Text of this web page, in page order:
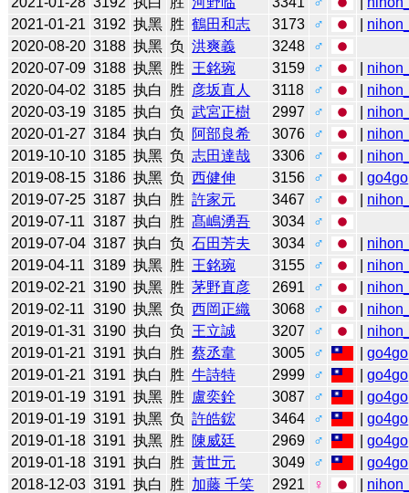
2021-01-21 3192 执黑 胜 鶴田和志 3173 ♂
2020-08-20 3188 执黑 负 洪爽義 3248
♂
2020-07-09 3188 执黑 胜 王銘琬 3159 ♂
2020-04-02 3185 执白 胜 彦坂直人 3118 ♂
2020-03-19 3185 执白 负 武宮正樹 2997 ♂
2020-01-27 3184 执白 负 阿部良希 3076 ♂
2019-10-10 3185 执黑 负 志田達哉 3306 ♂
2019-08-15 3186 执黑 负 西健伸 3156 ♂ |go4go
2019-07-25 3187 执白 胜 許家元 3467 ♂
2019-07-11 3187 执白 胜 髙嶋湧吾 3034
♂
2019-07-04 3187 执白 负 石田芳夫 3034 ♂
2019-04-11 3189 执黑 胜 王銘琬 3155 ♂
2019-02-21 3190 执黑 胜 茅野直彦 2691 ♂
2019-02-11 3190 执黑 负 西岡正織 3068 ♂
2019-01-31 3190 执白 负 王立誠 3207 ♂
2019-01-21 3191 执白 胜 蔡丞韋 3005 ♂ |go4go
2019-01-21 3191 执白 胜 牛詩特 2999 ♂ |go4go
2019-01-19 3191 执黑 胜 盧奕銓 3087 ♂ |go4go
2019-01-19 3191 执黑 负 許皓鋐 3464 ♂ |go4go
2019-01-18 3191 执黑 胜 陳威廷 2969 ♂ |go4go
2019-01-18 3191 执白 胜 黃世元 3049 ♂ |go4go
2018-12-03 3191 执白 胜 加藤 千笑 2921 ♀